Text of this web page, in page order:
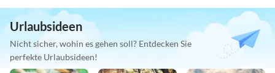
Urlaubsideen
Nicht sicher, wohin es gehen soll? Entdecken Sie
perfekte Urlaubsideen!